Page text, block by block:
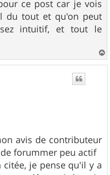
ce post car je vois
du tout et qu'on peut
intuitif, et tout le
a
u
avis de contributeur
forummer peu actif
je pense qu'il y a